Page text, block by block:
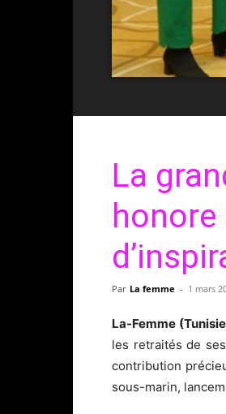
La
Par La femme - 1 mars
La-Femme
les retraités de
contribution
sous-marin,